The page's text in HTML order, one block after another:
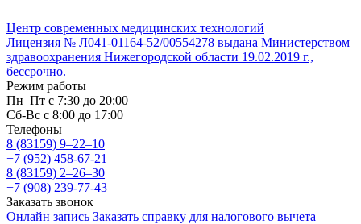
Центр современных медицинских технологий
Лицензия № Л041-01164-52/00554278 выдана Министерством
здравоохранения Нижегородской области 19.02.2019 г.,
бессрочно.
Режим работы
Пн–Пт с 7:30 до 20:00
Cб-Вс с 8:00 до 17:00
Телефоны
8 (83159) 9–22–10
+7 (952) 458-67-21
8 (83159) 2–26–30
+7 (908) 239-77-43
Заказать звонок
Онлайн запись Заказать справку для налогового вычета